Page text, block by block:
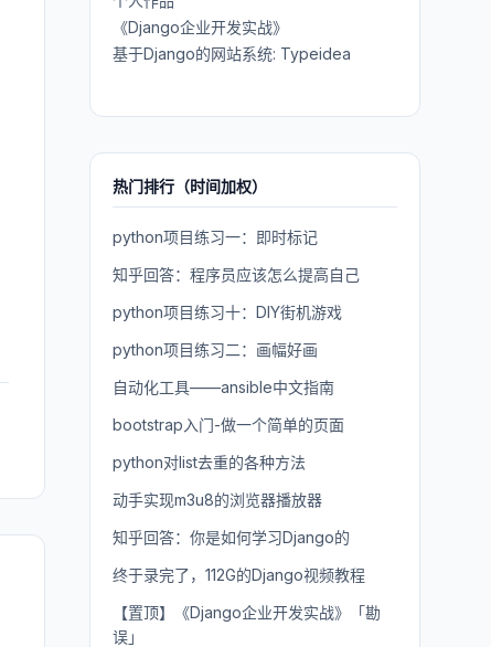
《Django企业开发实战》
基于Django的网站系统: Typeidea
热门排行（时间加权）
python项目练习一：即时标记
知乎回答：程序员应该怎么提高自己
python项目练习十：DIY街机游戏
python项目练习二：画幅好画
自动化工具——ansible中文指南
bootstrap入门-做一个简单的页面
python对list去重的各种方法
动手实现m3u8的浏览器播放器
知乎回答：你是如何学习Django的
终于录完了，112G的Django视频教程
【置顶】《Django企业开发实战》「勘
误」